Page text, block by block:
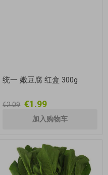
统一 嫩豆腐 红盒 300g
€2.09 €1.99